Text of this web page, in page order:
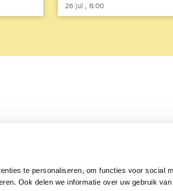
te personaliseren, om functies voor social
Ook delen we informatie over uw gebruik
26 jul , 8:00